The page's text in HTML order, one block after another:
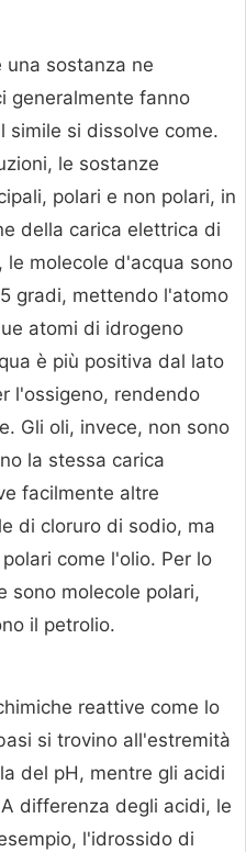
una sostanza ne
generalmente fanno
simile si dissolve come.
le sostanze
polari e non polari, in
della carica elettrica di
le molecole d'acqua sono
gradi, mettendo l'atomo
atomi di idrogeno
è più positiva dal lato
l'ossigeno, rendendo
Gli oli, invece, non sono
la stessa carica
facilmente altre
di cloruro di sodio, ma
come l'olio. Per lo
sono molecole polari,
il petrolio.
reattive come lo
si trovino all'estremità
del pH, mentre gli acidi
differenza degli acidi, le
l'idrossido di